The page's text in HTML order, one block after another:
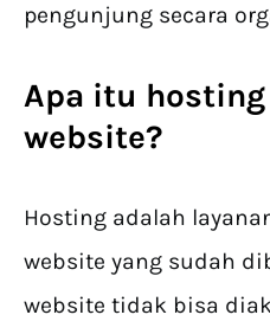
pengunjung secara
Apa itu
website?
Hosting adalah
website yang sudah
website tidak bisa